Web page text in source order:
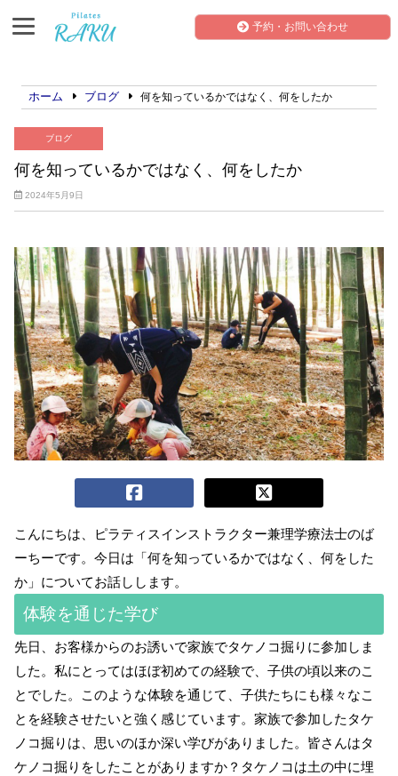
予約・お問い合わせ
ホーム ブログ 何を知っているかではなく、何をしたか
ブログ
何を知っているかではなく、何をしたか
2024年5月9日
こんにちは、ピラティスインストラクター兼理学療法士のば
ーちーです。今日は「何を知っているかではなく、何をした
か」についてお話しします。
体験を通じた学び
先日、お客様からのお誘いで家族でタケノコ掘りに参加しま
した。私にとってはほぼ初めての経験で、子供の頃以来のこ
とでした。このような体験を通じて、子供たちにも様々なこ
とを経験させたいと強く感じています。家族で参加したタケ
ノコ掘りは、思いのほか深い学びがありました。皆さんはタ
ケノコ掘りをしたことがありますか？タケノコは土の中に埋